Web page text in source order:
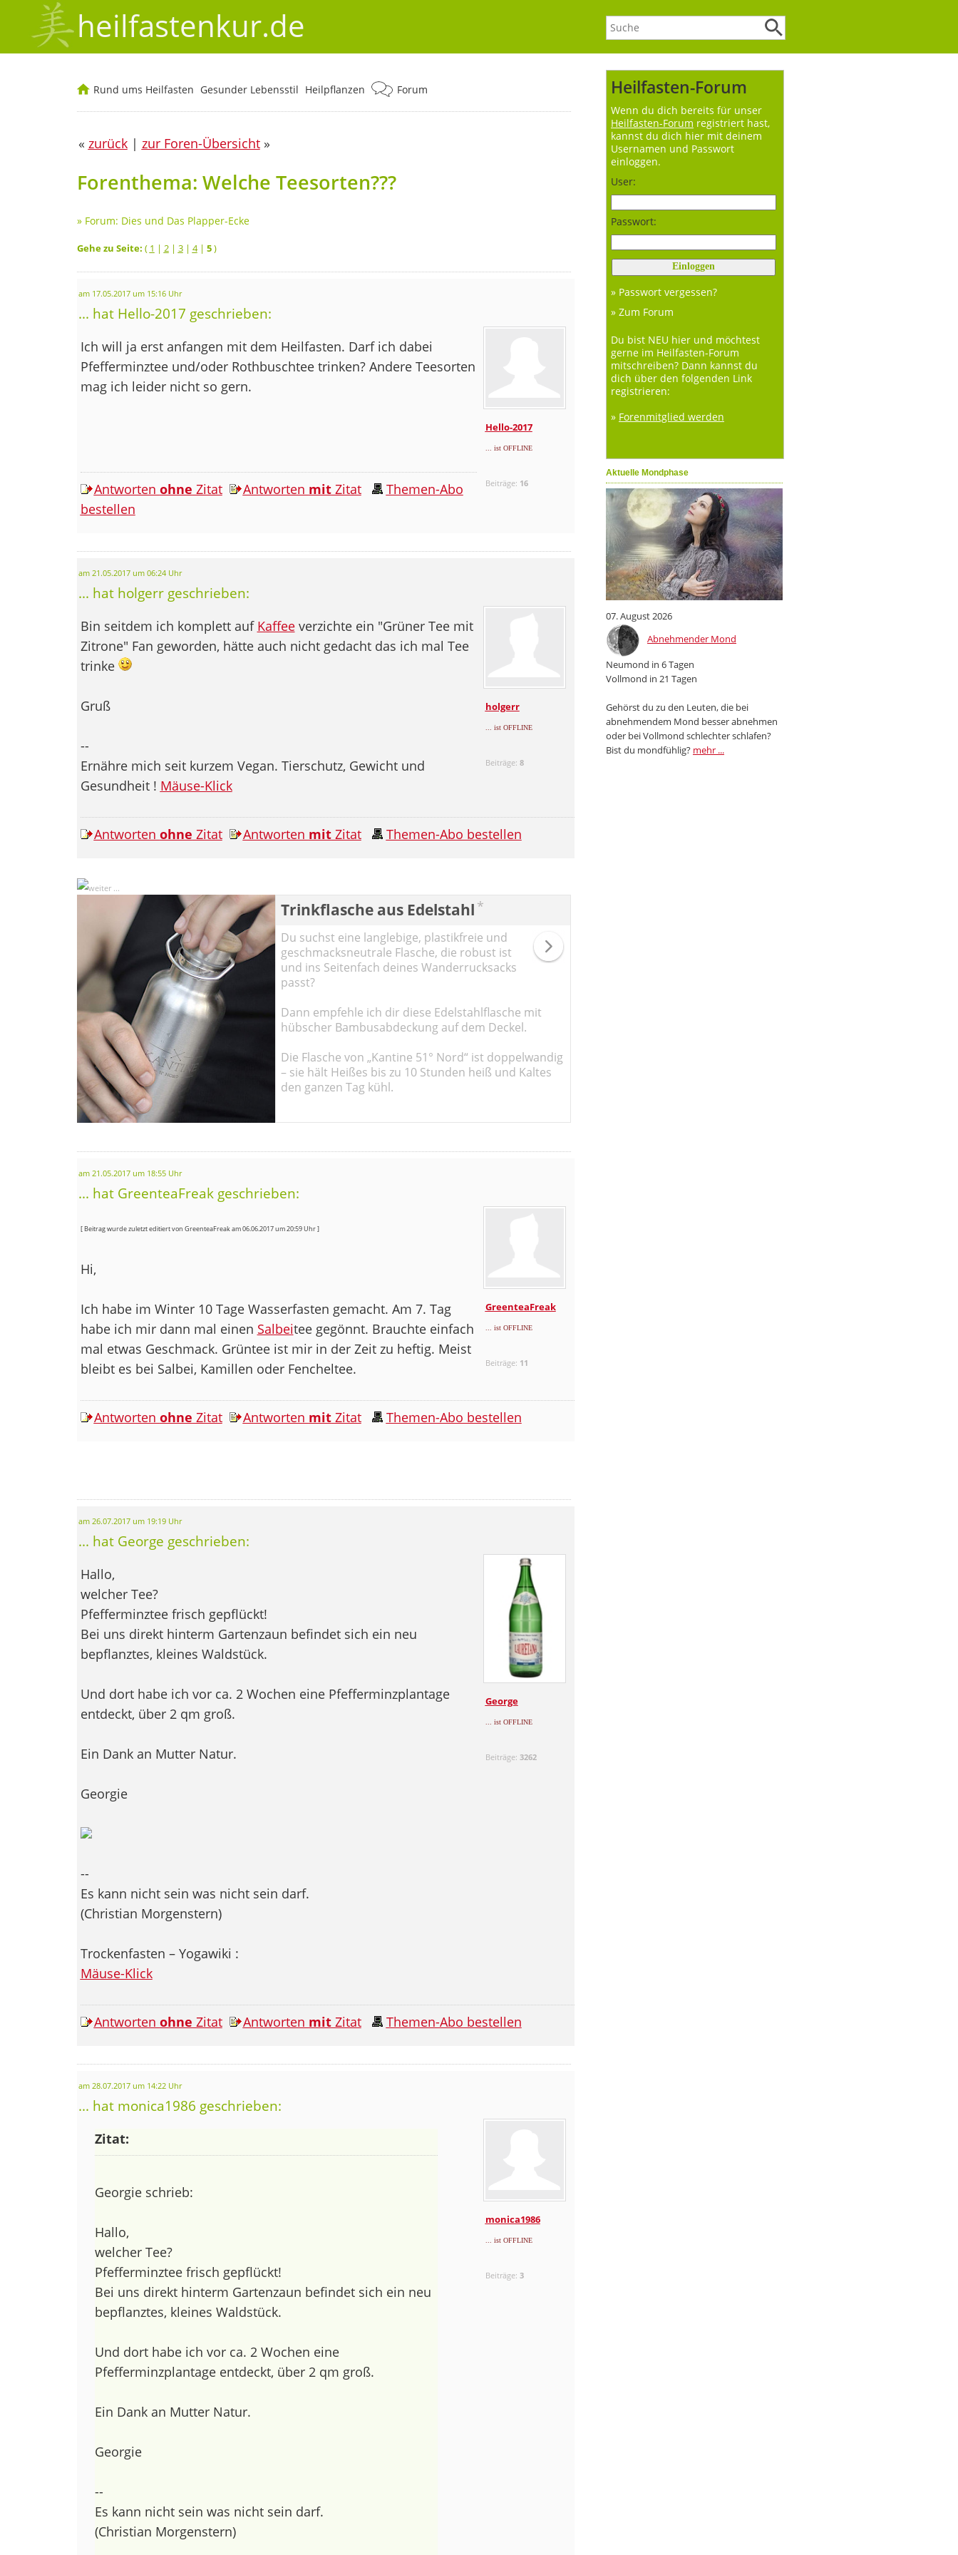
heilfastenkur.de
Heilfasten-Forum
Wenn du dich bereits für unser
Heilfasten-Forum registriert hast,
kannst du dich hier mit deinem
Usernamen und Passwort
einloggen.
User:
Passwort:
» Passwort vergessen?
» Zum Forum
Du bist NEU hier und möchtest
gerne im Heilfasten-Forum
mitschreiben? Dann kannst du
dich über den folgenden Link
registrieren:
» Forenmitglied werden
Aktuelle Mondphase
07. August 2026
Abnehmender Mond
Neumond in 6 Tagen
Vollmond in 21 Tagen
Gehörst du zu den Leuten, die bei
abnehmendem Mond besser abnehmen
oder bei Vollmond schlechter schlafen?
Bist du mondfühlig? mehr ...
Rund ums Heilfasten Gesunder Lebensstil Heilpflanzen Forum
« zurück| zur Foren-Übersicht»
Forenthema: Welche Teesorten???
» Forum: Dies und Das Plapper-Ecke
Gehe zu Seite: ( 1 | 2| 3| 4| 5)
am 17.05.2017 um 15:16 Uhr
... hat Hello-2017 geschrieben:
Hello-2017
... ist OFFLINE
Beiträge: 16
Ich will ja erst anfangen mit dem Heilfasten. Darf ich dabei
Pfefferminztee und/oder Rothbuschtee trinken? Andere Teesorten
mag ich leider nicht so gern.
Antworten ohne Zitat Antworten mitZitat
Themen-Abo
bestellen
am 21.05.2017 um 06:24 Uhr
... hat holgerr geschrieben:
holgerr
... ist OFFLINE
Beiträge: 8
Bin seitdem ich komplett auf Kaffeeverzichte ein "Grüner Tee mit
Zitrone" Fan geworden, hätte auch nicht gedacht das ich mal Tee
trinke
Gruß
--
Ernähre mich seit kurzem Vegan. Tierschutz, Gewicht und
Gesundheit ! Mäuse-Klick
Antworten ohne Zitat Antworten mitZitat Themen-Abo bestellen
Trinkflasche aus Edelstahl *
Du suchst eine langlebige, plastikfreie und
geschmacksneutrale Flasche, die robust ist
und ins Seitenfach deines Wanderrucksacks
passt?
Dann empfehle ich dir diese Edelstahlflasche mit
hübscher Bambusabdeckung auf dem Deckel.
Die Flasche von „Kantine 51° Nord“ ist doppelwandig
– sie hält Heißes bis zu 10 Stunden heiß und Kaltes
den ganzen Tag kühl.
am 21.05.2017 um 18:55 Uhr
... hat GreenteaFreak geschrieben:
GreenteaFreak
... ist OFFLINE
Beiträge: 11
[ Beitrag wurde zuletzt editiert von GreenteaFreak am 06.06.2017 um 20:59 Uhr ]
Hi,
Ich habe im Winter 10 Tage Wasserfasten gemacht. Am 7. Tag
habe ich mir dann mal einen Salbeitee gegönnt. Brauchte einfach
mal etwas Geschmack. Grüntee ist mir in der Zeit zu heftig. Meist
bleibt es bei Salbei, Kamillen oder Fencheltee.
Antworten ohne Zitat Antworten mitZitat Themen-Abo bestellen
am 26.07.2017 um 19:19 Uhr
... hat George geschrieben:
George
... ist OFFLINE
Beiträge: 3262
Hallo,
welcher Tee?
Pfefferminztee frisch gepflückt!
Bei uns direkt hinterm Gartenzaun befindet sich ein neu
bepflanztes, kleines Waldstück.
Und dort habe ich vor ca. 2 Wochen eine Pfefferminzplantage
entdeckt, über 2 qm groß.
Ein Dank an Mutter Natur.
Georgie
--
Es kann nicht sein was nicht sein darf.
(Christian Morgenstern)
Trockenfasten – Yogawiki :
Mäuse-Klick
Antworten ohne Zitat Antworten mitZitat Themen-Abo bestellen
am 28.07.2017 um 14:22 Uhr
... hat monica1986 geschrieben:
monica1986
... ist OFFLINE
Beiträge: 3
Zitat:
Georgie schrieb:
Hallo,
welcher Tee?
Pfefferminztee frisch gepflückt!
Bei uns direkt hinterm Gartenzaun befindet sich ein neu
bepflanztes, kleines Waldstück.
Und dort habe ich vor ca. 2 Wochen eine
Pfefferminzplantage entdeckt, über 2 qm groß.
Ein Dank an Mutter Natur.
Georgie
--
Es kann nicht sein was nicht sein darf.
(Christian Morgenstern)